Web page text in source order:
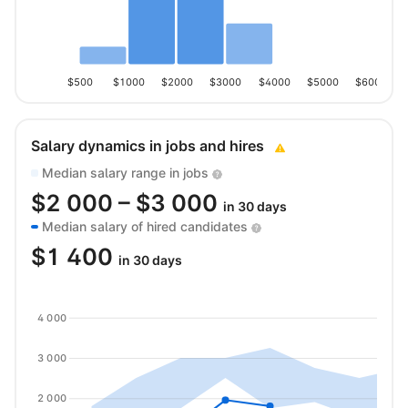
$500 $1000 $2000 $3000 $4000 $5000 $6000
Salary dynamics in jobs and hires
Median salary range in jobs
$2 000 – $3 000 in 30 days
Median salary of hired candidates
$1 400 in 30 days
2 000
3 000
4 000